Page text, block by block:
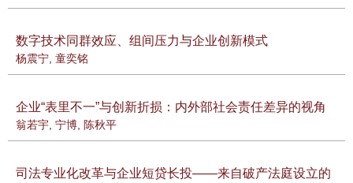
数字技术同群效应、组间压力与企业创新模式
杨震宁, 童奕铭
企业“表里不一”与创新折损：内外部社会责任差异的视角
翁若宇, 宁博, 陈秋平
司法专业化改革与企业短贷长投——来自破产法庭设立的